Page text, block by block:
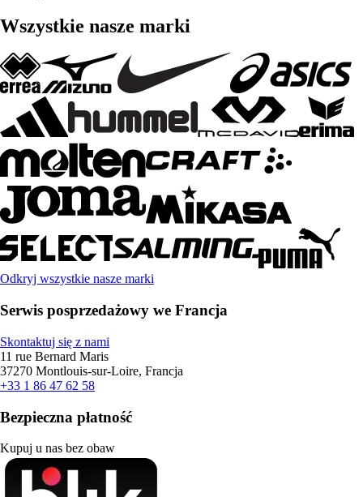
Wszystkie nasze marki
Odkryj wszystkie nasze marki
Serwis posprzedażowy we Francja
Skontaktuj się z nami
11 rue Bernard Maris
37270 Montlouis-sur-Loire, Francja
+33 1 86 47 62 58
Bezpieczna płatność
Kupuj u nas bez obaw